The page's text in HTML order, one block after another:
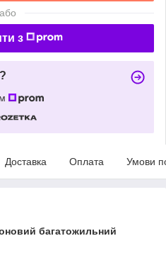
або
з
Доставка Оплата Умови
багатожильний